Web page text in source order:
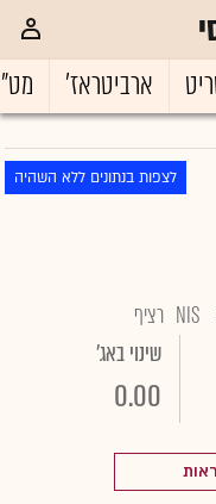
ארביטראז'
לצפות בנתונים ללא השהיה
NIS רציף
שינוי באג'
0.00